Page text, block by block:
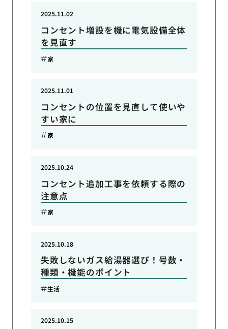
コンセント増設を機に電気設備全体
を見直す
2025.11.02
家
コンセントの位置を見直して使いや
すい家に
2025.11.01
家
コンセント追加工事を依頼する際の
注意点
2025.10.24
家
失敗しないガス給湯器選び！号数・
種類・機能のポイント
2025.10.18
生活
2025.10.15